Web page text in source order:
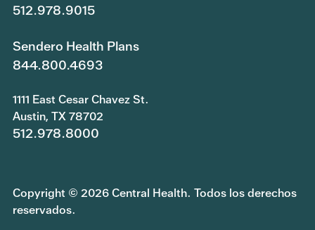
512.978.9015
Sendero Health Plans
844.800.4693
1111 East Cesar Chavez St.
Austin, TX 78702
512.978.8000
Copyright © 2026 Central Health. Todos los derechos
reservados.